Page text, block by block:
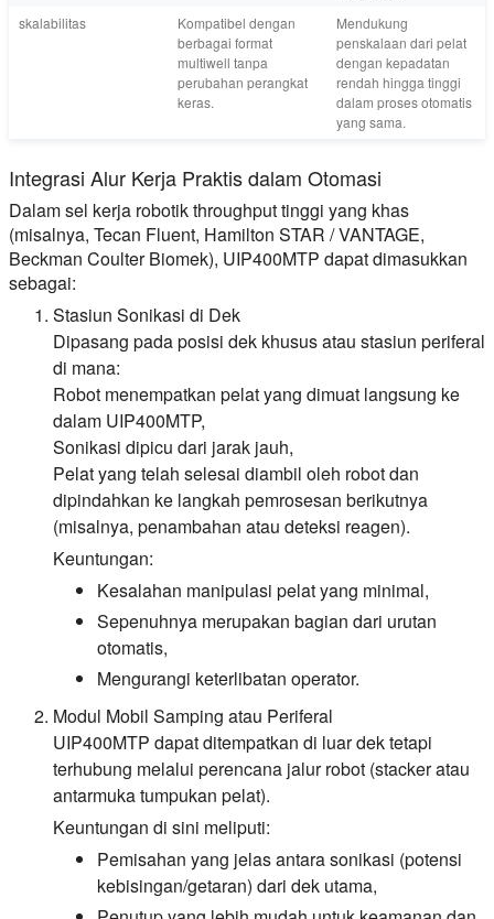
skalabilitas
Kompatibel dengan
berbagai format
multiwell tanpa
perubahan perangkat
keras.
Mendukung
penskalaan dari pelat
dengan kepadatan
rendah hingga tinggi
dalam proses otomatis
yang sama.
Integrasi Alur Kerja Praktis dalam Otomasi
Dalam sel kerja robotik throughput tinggi yang khas
(misalnya, Tecan Fluent, Hamilton STAR / VANTAGE,
Beckman Coulter Biomek), UIP400MTP dapat dimasukkan
sebagai:
Stasiun Sonikasi di Dek
Dipasang pada posisi dek khusus atau stasiun periferal
di mana:
Robot menempatkan pelat yang dimuat langsung ke
dalam UIP400MTP,
Sonikasi dipicu dari jarak jauh,
Pelat yang telah selesai diambil oleh robot dan
dipindahkan ke langkah pemrosesan berikutnya
(misalnya, penambahan atau deteksi reagen).
Keuntungan:
Kesalahan manipulasi pelat yang minimal,
Sepenuhnya merupakan bagian dari urutan
otomatis,
Mengurangi keterlibatan operator.
Modul Mobil Samping atau Periferal
UIP400MTP dapat ditempatkan di luar dek tetapi
terhubung melalui perencana jalur robot (stacker atau
antarmuka tumpukan pelat).
Keuntungan di sini meliputi:
Pemisahan yang jelas antara sonikasi (potensi
kebisingan/getaran) dari dek utama,